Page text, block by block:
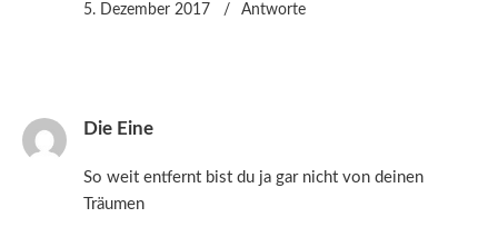
5. Dezember 2017 Antworte
Die Eine
So weit entfernt bist du ja gar nicht von deinen
Träumen